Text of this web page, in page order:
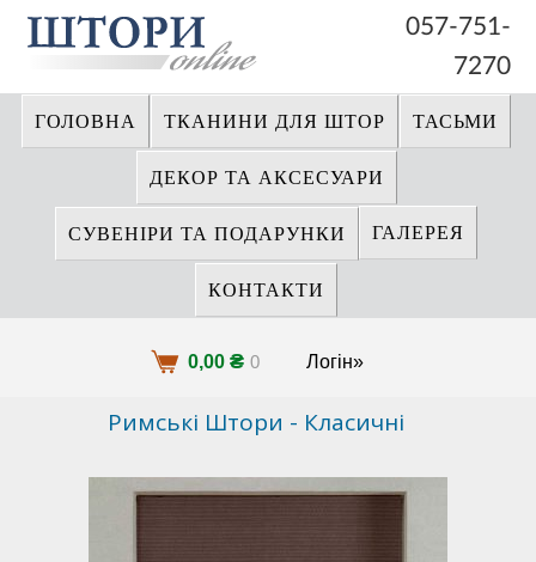
057-751-
7270
ГОЛОВНА ТКАНИНИ ДЛЯ ШТОР ТАСЬМИ
ДЕКОР ТА АКСЕСУАРИ
СУВЕНІРИ ТА ПОДАРУНКИ ГАЛЕРЕЯ
КОНТАКТИ
0,00 ₴ 0 Логін»
Римські Штори - Класичні